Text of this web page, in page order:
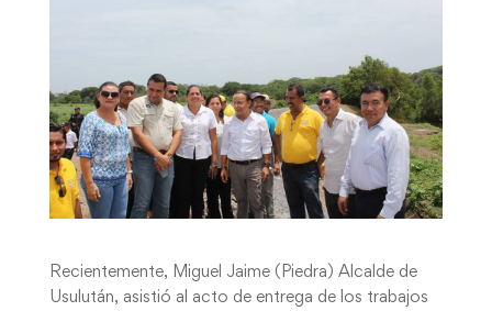
Recientemente, Miguel Jaime (Piedra) Alcalde de
Usulután, asistió al acto de entrega de los trabajos